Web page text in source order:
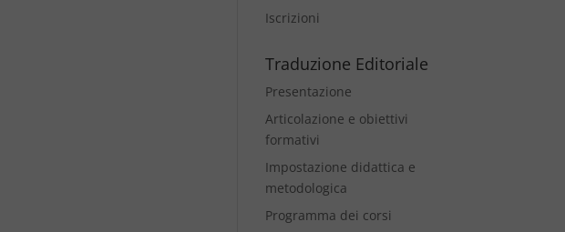
Iscrizioni
Traduzione Editoriale
Presentazione
Articolazione e obiettivi
formativi
Impostazione didattica e
metodologica
Programma dei corsi